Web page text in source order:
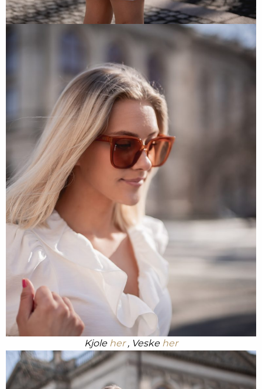
Kjoleher, Veske her